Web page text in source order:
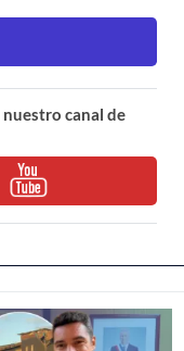
canal de